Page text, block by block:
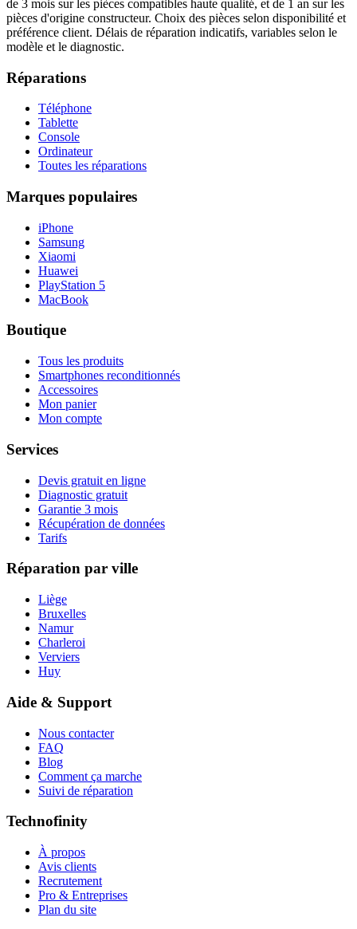
de 3 mois sur les pièces compatibles haute qualité, et de 1 an sur les
pièces d'origine constructeur. Choix des pièces selon disponibilité et
préférence client. Délais de réparation indicatifs, variables selon le
modèle et le diagnostic.
Réparations
Téléphone
Tablette
Console
Ordinateur
Toutes les réparations
Marques populaires
iPhone
Samsung
Xiaomi
Huawei
PlayStation 5
MacBook
Boutique
Tous les produits
Smartphones reconditionnés
Accessoires
Mon panier
Mon compte
Services
Devis gratuit en ligne
Diagnostic gratuit
Garantie 3 mois
Récupération de données
Tarifs
Réparation par ville
Liège
Bruxelles
Namur
Charleroi
Verviers
Huy
Aide & Support
Nous contacter
FAQ
Blog
Comment ça marche
Suivi de réparation
Technofinity
À propos
Avis clients
Recrutement
Pro & Entreprises
Plan du site